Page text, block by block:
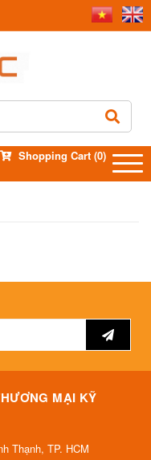
Shopping Cart (0)
MẠI KỸ
Thạnh, TP. HCM